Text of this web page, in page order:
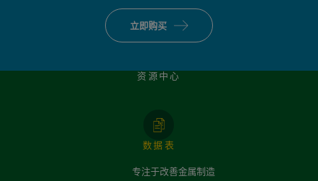
立即购买
资源中心
数据表
专注于改善金属制造